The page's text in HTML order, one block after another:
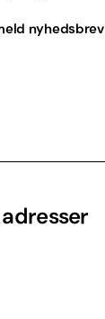
nyhedsbrev